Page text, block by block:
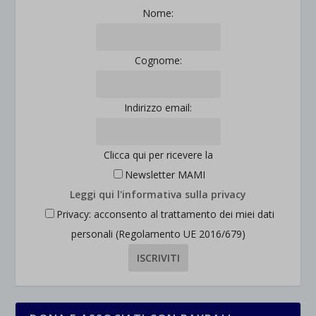
Nome:
Cognome:
Indirizzo email:
Clicca qui per ricevere la
Newsletter MAMI
Leggi qui l'informativa sulla privacy
Privacy: acconsento al trattamento dei miei dati
personali (Regolamento UE 2016/679)